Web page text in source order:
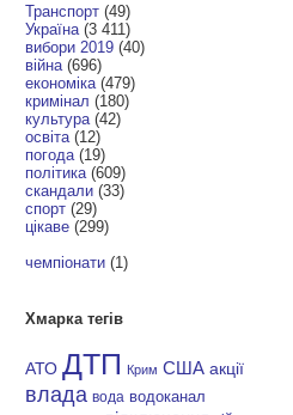
Транспорт (49)
Україна (3 411)
вибори 2019 (40)
війна (696)
економіка (479)
кримінал (180)
культура (42)
освіта (12)
погода (19)
політика (609)
скандали (33)
спорт (29)
цікаве (299)
чемпіонати (1)
Хмарка тегів
АТО ДТП Крим США акції
влада вода водоканал